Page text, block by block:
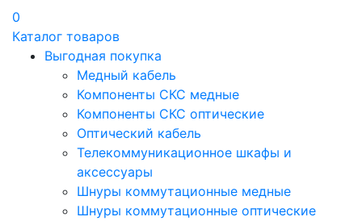
0
Каталог товаров
Выгодная покупка
Медный кабель
Компоненты СКС медные
Компоненты СКС оптические
Оптический кабель
Телекоммуникационное шкафы и
аксессуары
Шнуры коммутационные медные
Шнуры коммутационные оптические